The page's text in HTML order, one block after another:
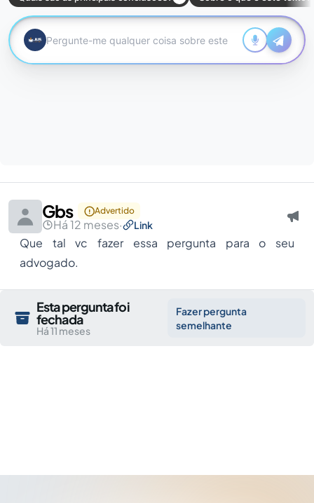
Gbs Advertido
Há 12 meses· Link
Que tal vc fazer essa pergunta para o seu
advogado.
Esta pergunta foi
fechada
Há 11 meses
Fazer pergunta
semelhante